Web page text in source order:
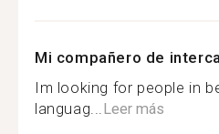
Mi compañero de
Im looking for people in
languag...Leer más